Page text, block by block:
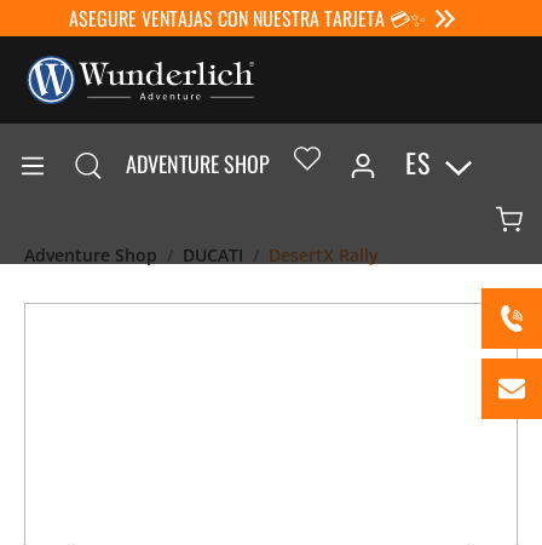
ASEGURE VENTAJAS CON NUESTRA TARJETA 💳✨
ADVENTURE SHOP ES
Adventure Shop DUCATI DesertX Rally